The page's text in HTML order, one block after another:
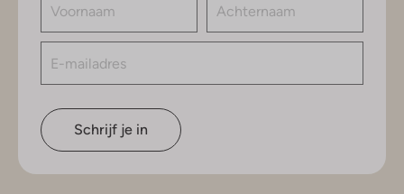
Schrijf je in